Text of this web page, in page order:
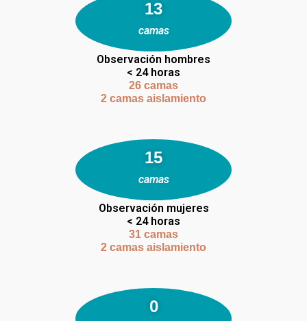
19
camas
Observación hombres
< 24 horas
26 camas
2 camas aislamiento
23
camas
Observación mujeres
< 24 horas
31 camas
2 camas aislamiento
1